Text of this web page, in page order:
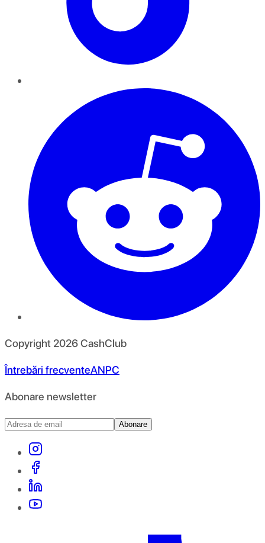
Copyright 2026CashClub
Întrebări frecventeANPC
Abonare newsletter
Abonare